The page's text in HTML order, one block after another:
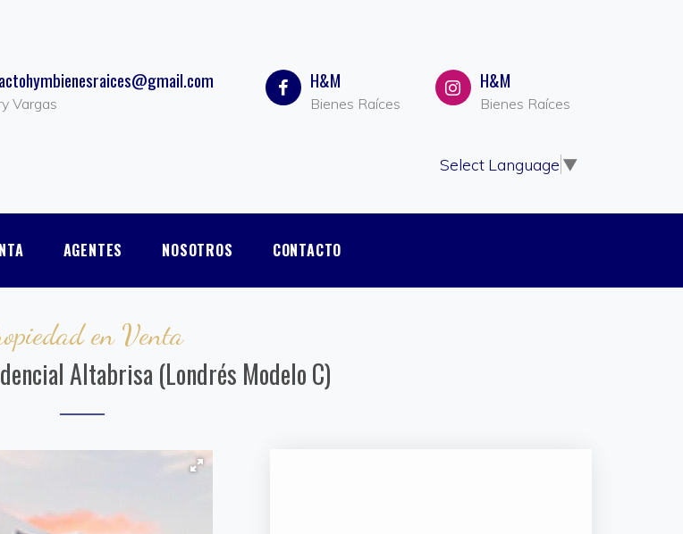
Vargas
H&M
Bienes Raíces
H&M
Bienes Raíces
Select Language ▼
AGENTES NOSOTROS CONTACTO
en Venta
Altabrisa (Londrés Modelo C)